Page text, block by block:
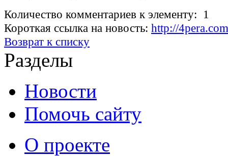
Количество комментариев к элементу: 1
Короткая ссылка на новость: http://
Возврат к списку
Разделы
Новости
Помочь сайту
О проекте